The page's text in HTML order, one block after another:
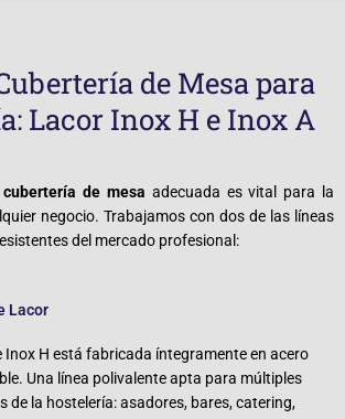
de Mesa para
Lacor Inox H e Inox A
cubertería de mesa adecuada es vital para la
negocio. Trabajamos con dos de las líneas
del mercado profesional:
Lacor
Inox H está fabricada íntegramente en acero
Una línea polivalente apta para múltiples
de la hostelería: asadores, bares, catering,